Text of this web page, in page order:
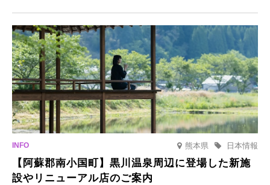
日(月)～2026年2月28日(土)の期間、「冬に咲くさくらライトアップ」
を開催します。
熊本県 日本情報
【阿蘇郡南小国町】黒川温泉周辺に登場した新施
設やリニューアル店のご案内